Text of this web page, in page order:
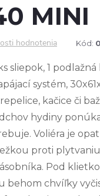
MINI
hodnotenia Kód:
sliepok, 1
systém,
kačice či
hydiny
Voliéra je
proti
Pod
chvíľky